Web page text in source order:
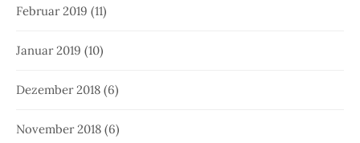
Februar 2019 (11)
Januar 2019 (10)
Dezember 2018 (6)
November 2018 (6)